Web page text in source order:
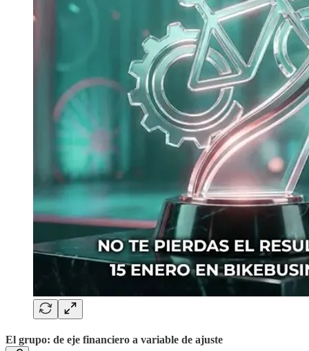
El grupo: de eje financiero a variable de ajuste